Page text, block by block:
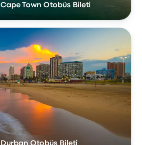
Town Otobüs Bileti
Otobüs Bileti